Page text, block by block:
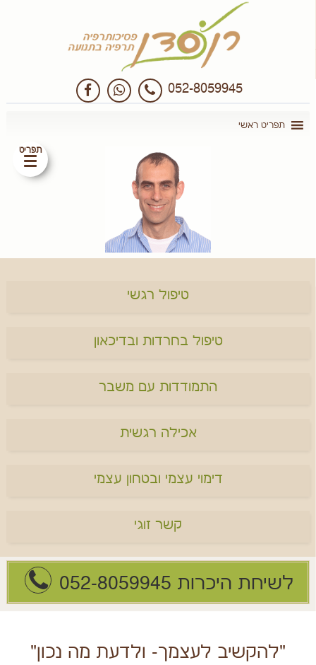
052-8059945
טיפול רגשי
טיפול בחרדות ובדיכאון
התמודדות עם משבר
אכילה רגשית
דימוי עצמי ובטחון עצמי
קשר זוגי
לשיחת היכרות 052-8059945
"להקשיב לעצמך- ולדעת מה נכון"
תפריט